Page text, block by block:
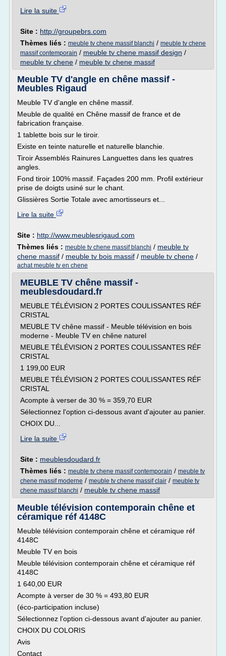
Lire la suite
Site : http://groupebrs.com
Thèmes liés : meuble tv chene massif blanchi / meuble tv chene
massif contemporain / meuble tv chene massif design /
meuble tv chene / meuble tv chene massif
Meuble TV d'angle en chêne massif -
Meubles Rigaud
Meuble TV d'angle en chêne massif.
Meuble de qualité en Chêne massif de france et de
fabrication française.
1 tablette bois sur le tiroir.
Existe en teinte naturelle et naturelle blanchie.
Tiroir Assemblés Rainures Languettes dans les quatres
angles.
Fond tiroir 100% massif. Façades 200 mm. Profil extérieur
prise de doigts usiné sur le chant.
Glissières Sortie Totale avec amortisseurs et...
Lire la suite
Site : http://www.meublesrigaud.com
Thèmes liés : meuble tv chene massif blanchi / meuble tv
chene massif / meuble tv bois massif / meuble tv chene /
achat meuble tv en chene
MEUBLE TV chêne massif -
meublesdoudard.fr
MEUBLE TÉLÉVISION 2 PORTES COULISSANTES RÉF
CRISTAL
MEUBLE TV chêne massif - Meuble télévision en bois
moderne - Meuble TV en chêne naturel
MEUBLE TÉLÉVISION 2 PORTES COULISSANTES RÉF
CRISTAL
1 199,00 EUR
MEUBLE TÉLÉVISION 2 PORTES COULISSANTES RÉF
CRISTAL
Acompte à verser de 30 % = 359,70 EUR
Sélectionnez l'option ci-dessous avant d'ajouter au panier.
CHOIX DU...
Lire la suite
Site : meublesdoudard.fr
Thèmes liés : meuble tv chene massif contemporain / meuble tv
chene massif moderne / meuble tv chene massif clair / meuble tv
chene massif blanchi / meuble tv chene massif
Meuble télévision contemporain chêne et
céramique réf 4148C
Meuble télévision contemporain chêne et céramique réf
4148C
Meuble TV en bois
Meuble télévision contemporain chêne et céramique réf
4148C
1 640,00 EUR
Acompte à verser de 30 % = 493,80 EUR
(éco-participation incluse)
Sélectionnez l'option ci-dessous avant d'ajouter au panier.
CHOIX DU COLORIS
Avis
Contact